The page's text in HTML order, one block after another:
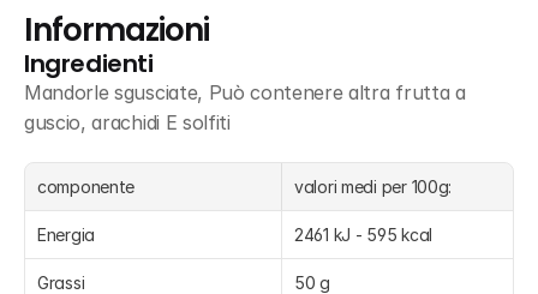
Informazioni
Ingredienti
Mandorle sgusciate, Può contenere altra frutta a
guscio, arachidi E solfiti
componente valori medi per 100g:
Energia 2461 kJ - 595 kcal
Grassi 50 g